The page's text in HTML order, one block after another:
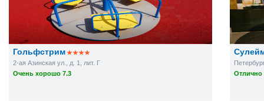
Гольфстрим
2-ая Азинская ул., д. 1, лит. Г
Очень хорошо 7.3
Отлично